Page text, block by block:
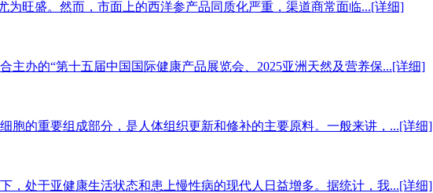
为旺盛。然而，市面上的西洋参产品同质化严重，渠道商常面临...[详细]
主办的“第十五届中国国际健康产品展览会、2025亚洲天然及营养保...[详细]
胞的重要组成部分，是人体组织更新和修补的主要原料。一般来讲，...[详细]
，处于亚健康生活状态和患上慢性病的现代人日益增多。据统计，我...[详细]